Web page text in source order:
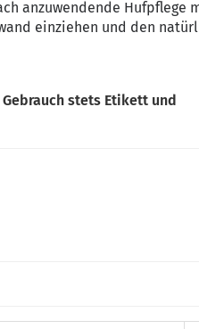
anzuwendende Hufpflege
einziehen und den
stets Etikett und